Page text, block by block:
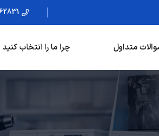
متداول چرا ما را انتخاب کنید